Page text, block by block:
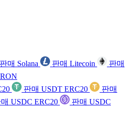
판매 Solana 판매 Litecoin
판매
판매 USDT ERC20
판매
USDC ERC20
판매 USDC